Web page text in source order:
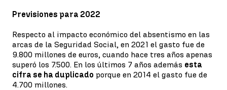
Previsiones para 2022
Respecto al impacto económico del absentismo en las
arcas de la Seguridad Social, en 2021 el gasto fue de
9.800 millones de euros, cuando hace tres años apenas
superó los 7.500. En los últimos 7 años además esta
cifra se ha duplicado porque en 2014 el gasto fue de
4.700 millones.